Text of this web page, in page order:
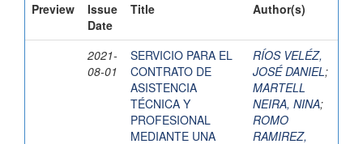
Preview
Issue
Date
Title Author(s)
2021-
08-01
SERVICIO PARA EL
CONTRATO DE
ASISTENCIA
TÉCNICA Y
PROFESIONAL
MEDIANTE UNA
RÍOS VELÉZ,
JOSÉ DANIEL;
MARTELL
NEIRA, NINA;
ROMO
RAMIREZ,